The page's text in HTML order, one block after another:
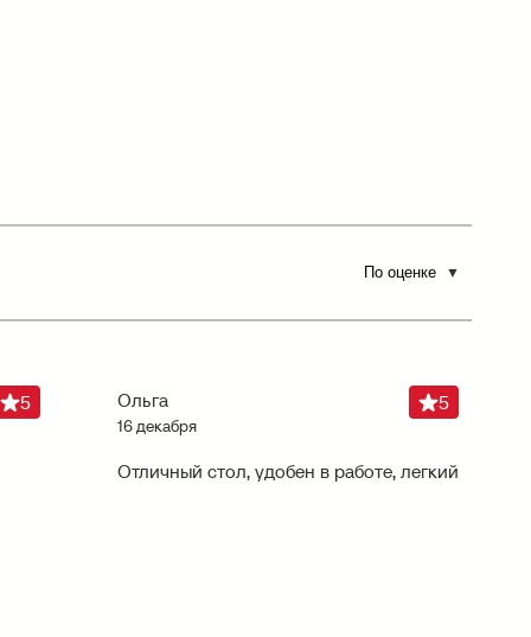
5 Ольга
16 декабря
5
Отличный стол, удобен в работе, легкий